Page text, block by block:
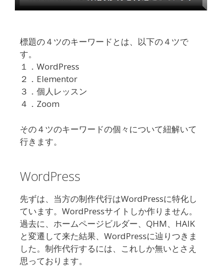
標題の４ツのキーワードとは、以下の４ツで
す。
１．WordPress
２．Elementor
３．個人レッスン
４．Zoom
その４ツのキーワードの個々について紐解いて
行きます。
WordPress
先ずは、当方の制作代行はWordPressに特化し
ています。WordPressサイトしか作りません。
過去に、ホームページビルダー、QHM、HAIK
と変遷して来た結果、WordPressに辿りつきま
した。制作代行するには、これしか無いとさえ
思っております。